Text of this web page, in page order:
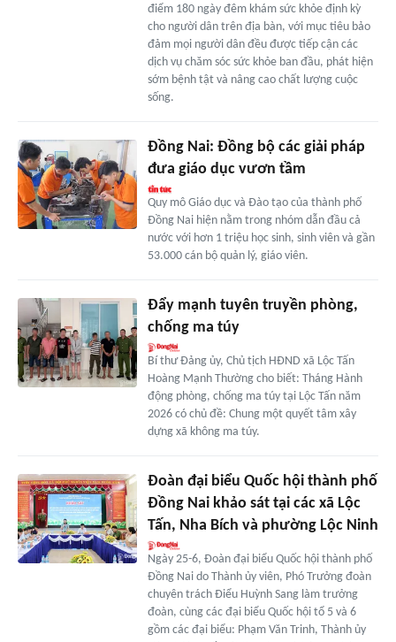
điểm 180 ngày đêm khám sức khỏe định kỳ
cho người dân trên địa bàn, với mục tiêu bảo
đảm mọi người dân đều được tiếp cận các
dịch vụ chăm sóc sức khỏe ban đầu, phát hiện
sớm bệnh tật và nâng cao chất lượng cuộc
sống.
Đồng Nai: Đồng bộ các giải pháp
đưa giáo dục vươn tầm
Quy mô Giáo dục và Đào tạo của thành phố
Đồng Nai hiện nằm trong nhóm dẫn đầu cả
nước với hơn 1 triệu học sinh, sinh viên và gần
53.000 cán bộ quản lý, giáo viên.
Đẩy mạnh tuyên truyền phòng,
chống ma túy
Bí thư Đảng ủy, Chủ tịch HĐND xã Lộc Tấn
Hoàng Mạnh Thường cho biết: Tháng Hành
động phòng, chống ma túy tại Lộc Tấn năm
2026 có chủ đề: Chung một quyết tâm xây
dựng xã không ma túy.
Đoàn đại biểu Quốc hội thành phố
Đồng Nai khảo sát tại các xã Lộc
Tấn, Nha Bích và phường Lộc Ninh
Ngày 25-6, Đoàn đại biểu Quốc hội thành phố
Đồng Nai do Thành ủy viên, Phó Trưởng đoàn
chuyên trách Điểu Huỳnh Sang làm trưởng
đoàn, cùng các đại biểu Quốc hội tổ 5 và 6
gồm các đại biểu: Phạm Văn Trinh, Thành ủy